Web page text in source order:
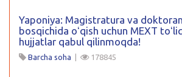
Yaponiya: Magistratura va
bosqichida oʻqish uchun MEXT
hujjatlar qabul qilinmoqda!
Barcha soha | 178845